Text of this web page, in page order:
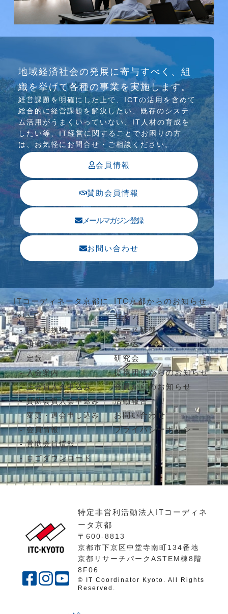
介護ソリューション研究会、WEB/SNS研究会を
行っています
地域経済社会の発展に寄与すべく、組
織を挙げて各種の事業を実施します。
経営課題を明確にした上で、ICTの活⽤を含めて
総合的に経営課題を解決したい、既存のシステ
ム活⽤がうまくいっていない、IT⼈材の育成を
したい等、IT経営に関することでお困りの⽅
は、お気軽にお問合せ・ご相談ください。
会員情報
賛助会員情報
メールマガジン登録
お問い合わせ
ITコーディネータ京都に
ついて
理事長挨拶
組織の概要
定款
入会案内
正会員入会申込み
賛助会員入会申込み
変更・退会申し込み
会員情報
賛助会員情報
ロゴダウンロード
ITC京都からのお知らせ
セミナー
ケース研修
コラム
研究会
提携団体からのお知らせ
会員からのお知らせ
活動報告
お問い合わせ
プライバシーポリシー
特定非営利活動法人ITコーディネ
ータ京都
〒600-8813
京都市下京区中堂寺南町134番地
京都リサーチパークASTEM棟8階
8F06
© IT Coordinator Kyoto. All Rights
Reserved.